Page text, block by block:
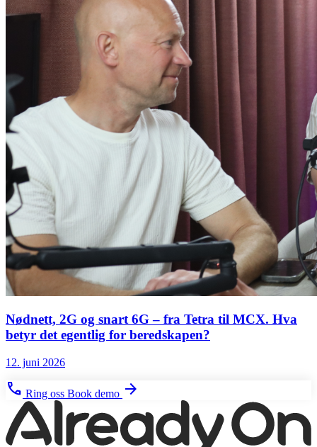
Nødnett, 2G og snart 6G – fra Tetra til MCX. Hva
betyr det egentlig for beredskapen?
12. juni 2026
phone Ring oss Book demo arrow_forward